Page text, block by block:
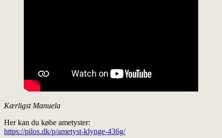
Kærligst Manuela
Her kan du købe ametyster:
https://pilos.dk/p/ametyst-klynge-436g/